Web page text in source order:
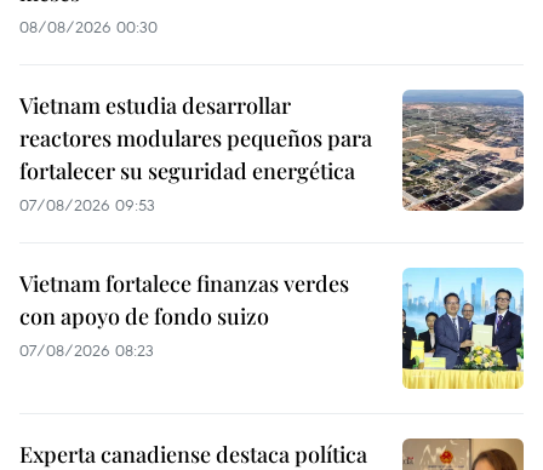
08/08/2026 00:30
Vietnam estudia desarrollar
reactores modulares pequeños para
fortalecer su seguridad energética
07/08/2026 09:53
Vietnam fortalece finanzas verdes
con apoyo de fondo suizo
07/08/2026 08:23
Experta canadiense destaca política